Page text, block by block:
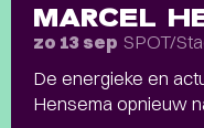
MARCEL
zo 13 sep SPOT/
De energieke en
Hensema opnieuw